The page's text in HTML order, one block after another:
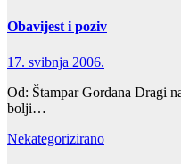
Obavijest i poziv
17. svibnja 2006.
Od: Štampar Gordana Dragi
bolji…
Nekategorizirano